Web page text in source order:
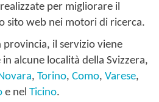
per migliorare il
sito web nei motori di ricerca.
provincia, il servizio viene
alcune località della Svizzera,
, Torino, Como, Varese,
e nel Ticino.